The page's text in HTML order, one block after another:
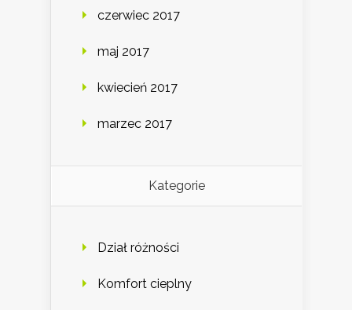
czerwiec 2017
maj 2017
kwiecień 2017
marzec 2017
Kategorie
Dział różności
Komfort cieplny